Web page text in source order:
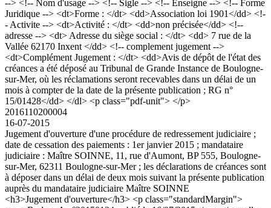
--> <!-- Nom d'usage --> <!-- Sigle --> <!-- Enseigne --> <!-- Forme
Juridique --> <dt>Forme : </dt> <dd>Association loi 1901</dd> <!-
- Activite --> <dt>Activité : </dt> <dd>non précisée</dd> <!--
adresse --> <dt> Adresse du siège social : </dt> <dd> 7 rue de la
Vallée 62170 Inxent </dd> <!-- complement jugement -->
<dt>Complément Jugement : </dt> <dd>Avis de dépôt de l'état des
créances a été déposé au Tribunal de Grande Instance de Boulogne-
sur-Mer, où les réclamations seront recevables dans un délai de un
mois à compter de la date de la présente publication ; RG n°
15/01428</dd> </dl> <p class="pdf-unit"> </p>
2016110200004
16-07-2015
Jugement d'ouverture d'une procédure de redressement judiciaire ;
date de cessation des paiements : 1er janvier 2015 ; mandataire
judiciaire : Maître SOINNE, 11, rue d'Aumont, BP 555, Boulogne-
sur-Mer, 62311 Boulogne-sur-Mer ; les déclarations de créances sont
à déposer dans un délai de deux mois suivant la présente publication
auprès du mandataire judiciaire Maître SOINNE
<h3>Jugement d'ouverture</h3> <p class="standardMargin">